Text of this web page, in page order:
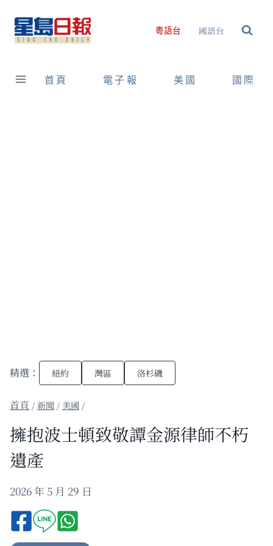
content
粵語台 國語台
首頁 電子報 美國 國際
精選： 紐約 灣區 洛杉磯
/新聞 / 美國 /
擁抱波士頓致敬譚金源律師不朽
遺產
2026 年 5 月 29 日